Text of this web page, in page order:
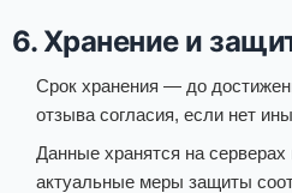
6. Хранение и
Срок хранения — до
отзыва согласия, если нет
Данные хранятся на
актуальные меры защиты